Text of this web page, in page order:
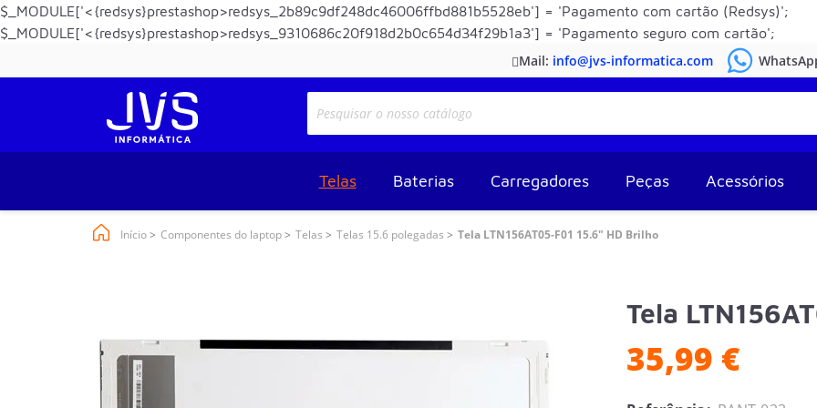
$_MODULE['<{redsys}prestashop>redsys_2b89c9df248dc46006ffbd881b5528eb'] = 'Pagamento com cartão (Redsys)';
$_MODULE['<{redsys}prestashop>redsys_9310686c20f918d2b0c654d34f29b1a3'] = 'Pagamento seguro com cartão';
Mail: info@jvs-informatica.com
Telas Baterias Carregadores Peças Acessórios
Início Componentes do laptop Telas Telas 15.6 polegadas Tela LTN156AT05-F01 15.6" HD Brilho
Tela
35,99 €